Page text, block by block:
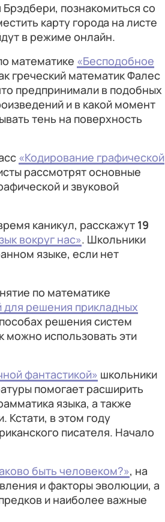
познакомиться со
карту города на листе
в режиме онлайн.
математике «Бесподобное
греческий математик Фалес
предпринимали в подобных
и в какой момент
тень на поверхность
«Кодирование графической
рассмотрят основные
и звуковой
каникул, расскажут 19
вокруг нас». Школьники
языке, если нет
по математике
решения прикладных
решения систем
можно использовать эти
фантастикой» школьники
помогает расширить
языка, а также
Кстати, в этом году
писателя. Начало
быть человеком?», на
и факторы эволюции, а
и наиболее важные